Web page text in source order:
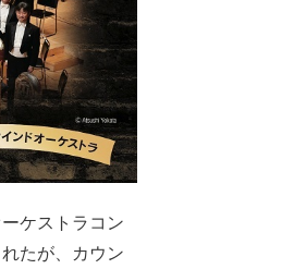
ケストラコン
たが、カウン